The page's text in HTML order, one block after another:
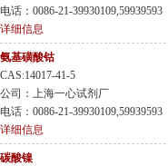
电话：0086-21-39930109,59939593
详细信息
氨基磺酸钴
CAS:14017-41-5
公司：上海一心试剂厂
电话：0086-21-39930109,59939593
详细信息
碳酸镍